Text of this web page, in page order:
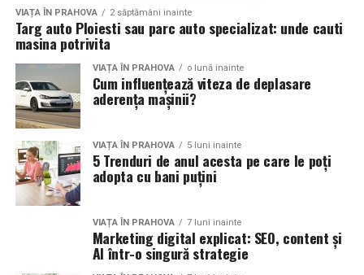
VIAȚA ÎN PRAHOVA 2 săptămâni inainte
Targ auto Ploiesti sau parc auto specializat: unde cauti
masina potrivita
VIAȚA ÎN PRAHOVA o lună inainte
Cum influențează viteza de deplasare
aderența mașinii?
VIAȚA ÎN PRAHOVA 5 luni inainte
5 Trenduri de anul acesta pe care le poți
adopta cu bani puțini
VIAȚA ÎN PRAHOVA 7 luni inainte
Marketing digital explicat: SEO, content și
AI într-o singură strategie